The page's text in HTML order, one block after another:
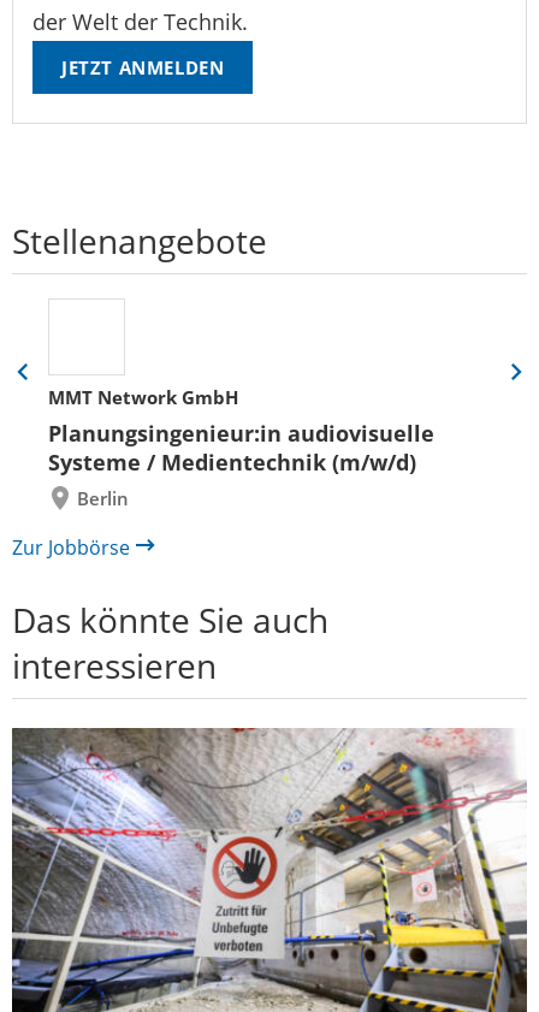
der Welt der Technik.
JETZT ANMELDEN
Stellenangebote
MMT Network GmbH
Planungsingenieur:in audiovisuelle
Systeme / Medientechnik (m/w/d)
Berlin
Eine
Folie
zurück
Eine
Zur Jobbörse
Das könnte Sie auch
interessieren